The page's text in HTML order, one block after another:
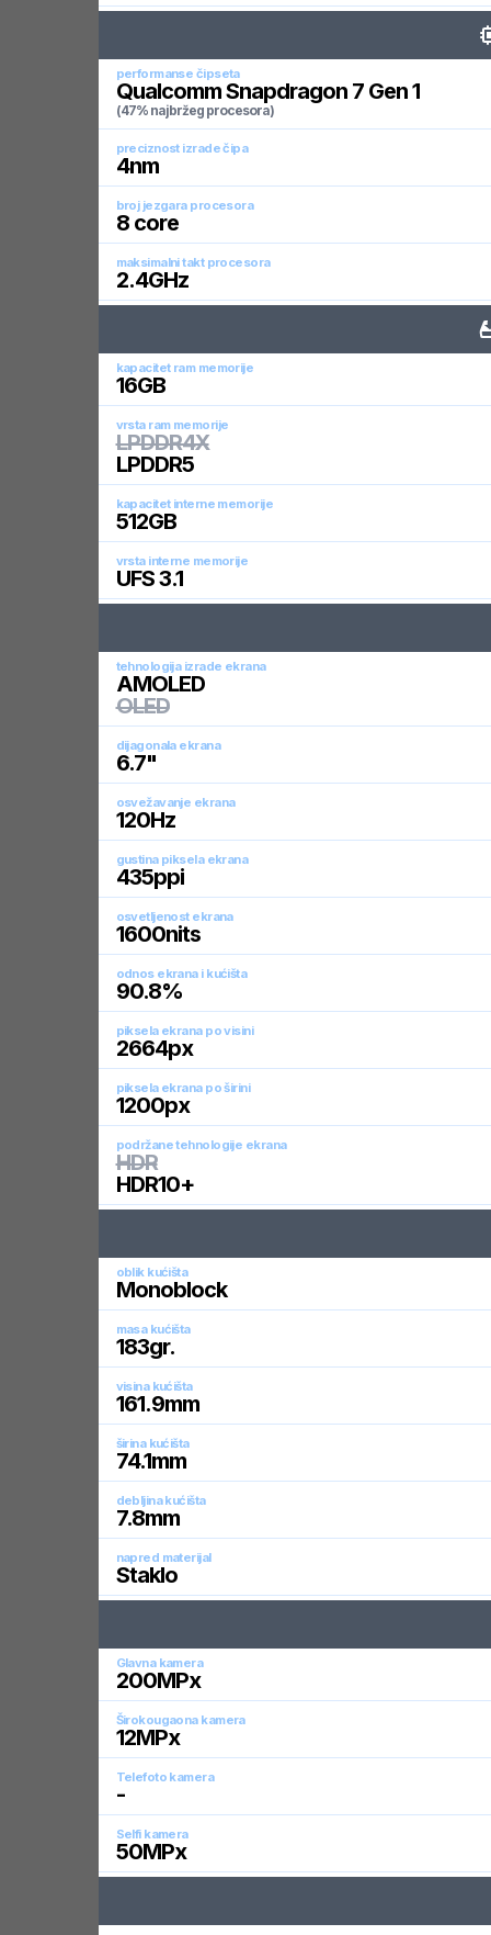
performanse čipseta
Qualcomm Snapdragon 7 Gen 1
(47% najbržeg procesora)
preciznost izrade čipa
4nm
broj jezgara procesora
8core
maksimalni takt procesora
2.4GHz
kapacitet ram memorije
16GB
vrsta ram memorije
LPDDR4X
LPDDR5
kapacitet interne memorije
512GB
vrsta interne memorije
UFS 3.1
tehnologija izrade ekrana
AMOLED
OLED
dijagonala ekrana
6.7"
osvežavanje ekrana
120Hz
gustina piksela ekrana
435ppi
osvetljenost ekrana
1600nits
odnos ekrana i kućišta
90.8%
piksela ekrana po visini
2664px
piksela ekrana po širini
1200px
podržane tehnologije ekrana
HDR
HDR10+
oblik kućišta
Monoblock
masa kućišta
183gr.
visina kućišta
161.9mm
širina kućišta
74.1mm
debljina kućišta
7.8mm
napred materijal
Staklo
Glavna kamera
200MPx
Širokougaona kamera
12MPx
Telefoto kamera
-
Selfi kamera
50MPx